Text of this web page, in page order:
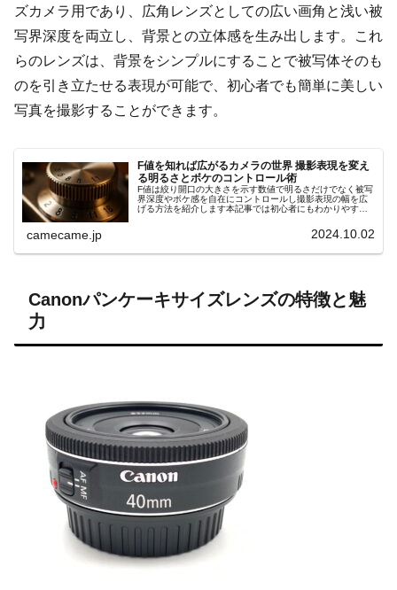
ズカメラ用であり、広角レンズとしての広い画角と浅い被
写界深度を両立し、背景との立体感を生み出します。これ
らのレンズは、背景をシンプルにすることで被写体そのも
のを引き立たせる表現が可能で、初心者でも簡単に美しい
写真を撮影することができます。
F値を知れば広がるカメラの世界 撮影表現を変え
る明るさとボケのコントロール術
F値は絞り開口の大きさを示す数値で明るさだけでなく被写
界深度やボケ感を自在にコントロールし撮影表現の幅を広
げる方法を紹介します本記事では初心者にもわかりやすい
camecame.jp 2024.10.02
Canonパンケーキサイズレンズの特徴と魅
力